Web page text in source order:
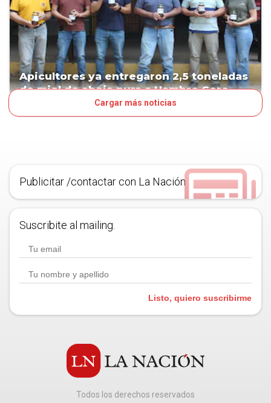
Apicultores ya entregaron 2,5 toneladas
de miel de abeja pura a Hambre Cero
Cargar más noticias
Publicitar /contactar con La Nación
Suscribite al mailing.
Listo, quiero suscribirme
Todos los derechos reservados